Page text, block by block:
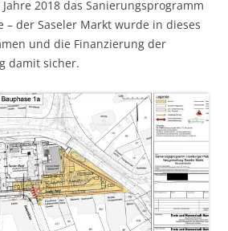
2018 das Sanierungsprogramm
– der Saseler Markt wurde in dieses
und die Finanzierung der
damit sicher.